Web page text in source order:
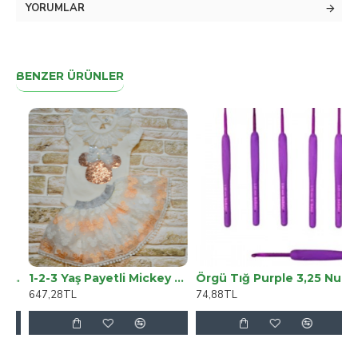
YORUMLAR
BENZER ÜRÜNLER
1-2-3 Yaş Payetli Mickey Nakışlı Kısa Kollu Brode Etekli 2li Kız Bebek Takımı
647,28TL
Örgü Tığ Purple 3,25 Numara
74,88TL